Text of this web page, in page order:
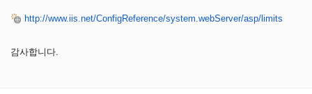
http://www.iis.net/ConfigReference/system.webServer/asp/limits
감사합니다.